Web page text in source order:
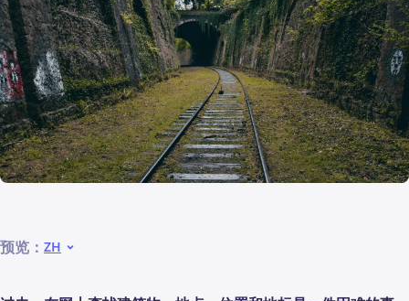
预览： ZH